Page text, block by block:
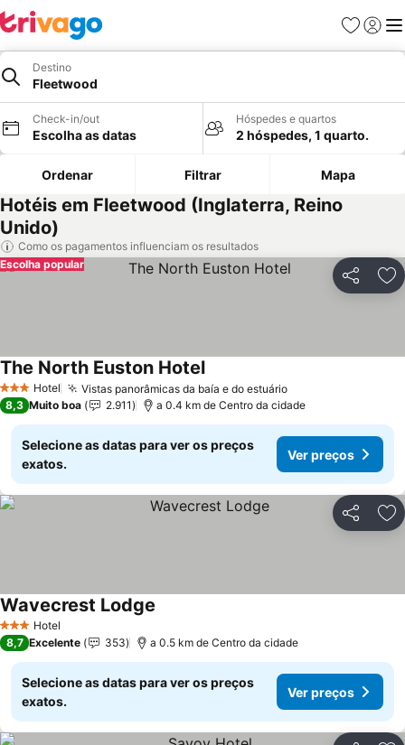
Favoritos
Iniciar
Destino
Fleetwood
Check-in/out
Escolha as datas
Hóspedes e quartos
2 hóspedes, 1 quarto.
Ordenar Filtrar Mapa
Hotéis em Fleetwood (Inglaterra, Reino
Unido)
Como os pagamentos influenciam os resultados
Partilhar
Escolha popular
3 EstrelasHotel Vistas panorâmicas da baía e do estuário
The North Euston Hotel
8,3 Muito boa 2.911 a 0.4 km de Centro da cidade
Selecione as datas para ver os preços
exatos.
Ver preços
Partilhar
3 EstrelasHotel
Wavecrest Lodge
8,7 Excelente 353 a 0.5 km de Centro da cidade
Selecione as datas para ver os preços
exatos.
Ver preços